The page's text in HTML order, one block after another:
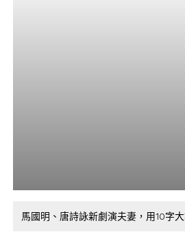
馬國明、唐詩詠新劇演夫妻，用10字